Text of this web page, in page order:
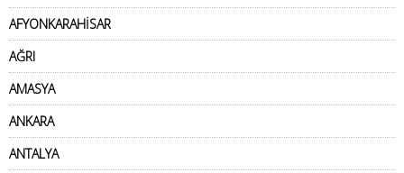
AFYONKARAHİSAR
AĞRI
AMASYA
ANKARA
ANTALYA